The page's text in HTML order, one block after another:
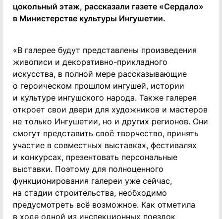
цокольный этаж, рассказали газете «Сердало»
в Министерстве культуры Ингушетии.
«В галерее будут представлены произведения
живописи и декоративно-прикладного
искусства, в полной мере рассказывающие
о героическом прошлом ингушей, истории
и культуре ингушского народа. Также галерея
откроет свои двери для художников и мастеров
не только Ингушетии, но и других регионов. Они
смогут представить своё творчество, принять
участие в совместных выставках, фестивалях
и конкурсах, презентовать персональные
выставки. Поэтому для полноценного
функционирования галереи уже сейчас,
на стадии строительства, необходимо
предусмотреть всё возможное. Как отметила
в ходе одной из инспекционных поездок